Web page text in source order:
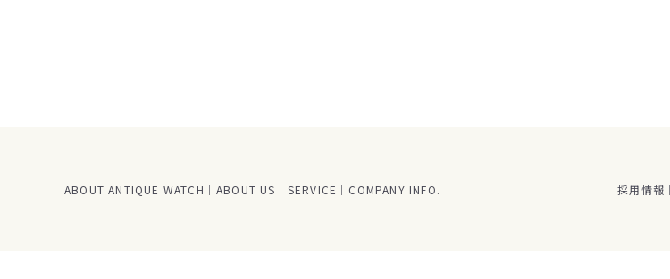
ABOUT ANTIQUE WATCH ABOUT US SERVICE COMPANY INFO. 採用情報